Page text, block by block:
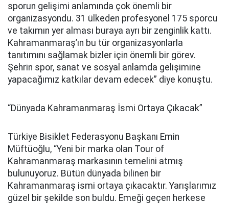
sporun gelişimi anlamında çok önemli bir
organizasyondu. 31 ülkeden profesyonel 175 sporcu
ve takımın yer alması buraya ayrı bir zenginlik kattı.
Kahramanmaraş’ın bu tür organizasyonlarla
tanıtımını sağlamak bizler için önemli bir görev.
Şehrin spor, sanat ve sosyal anlamda gelişimine
yapacağımız katkılar devam edecek” diye konuştu.
“Dünyada Kahramanmaraş İsmi Ortaya Çıkacak”
Türkiye Bisiklet Federasyonu Başkanı Emin
Müftüoğlu, “Yeni bir marka olan Tour of
Kahramanmaraş markasının temelini atmış
bulunuyoruz. Bütün dünyada bilinen bir
Kahramanmaraş ismi ortaya çıkacaktır. Yarışlarımız
güzel bir şekilde son buldu. Emeği geçen herkese